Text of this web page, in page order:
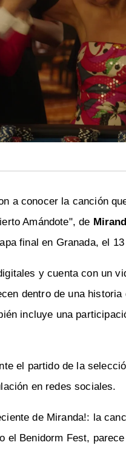
a conocer la canción
Amándote", de
final en Granada, el
y cuenta con un
dentro de una
incluye una
el partido de la
en redes sociales.
de Miranda!: la
el Benidorm Fest,